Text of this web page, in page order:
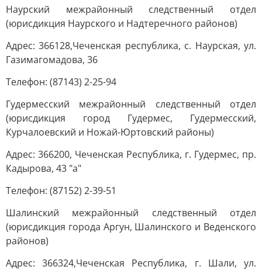
Наурский межрайонный следственный отдел
(юрисдикция Наурского и Надтеречного районов)
Адрес: 366128,Чеченская республика, с. Наурская, ул.
Газимагомадова, 36
Телефон: (87143) 2-25-94
Гудермесский межрайонный следственный отдел
(юрисдикция город Гудермес, Гудермесский,
Курчалоевский и Ножай-Юртовский районы)
Адрес: 366200, Чеченская Республика, г. Гудермес, пр.
Кадырова, 43 "а"
Телефон: (87152) 2-39-51
Шалинский межрайонный следственный отдел
(юрисдикция города Аргун, Шалинского и Веденского
районов)
Адрес: 366324,Чеченская Республика, г. Шали, ул.